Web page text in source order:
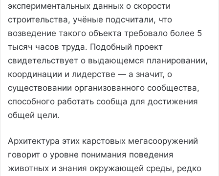
экспериментальных данных о скорости
строительства, учёные подсчитали, что
возведение такого объекта требовало более 5
тысяч часов труда. Подобный проект
свидетельствует о выдающемся планировании,
координации и лидерстве — а значит, о
существовании организованного сообщества,
способного работать сообща для достижения
общей цели.
Архитектура этих карстовых мегасооружений
говорит о уровне понимания поведения
животных и знания окружающей среды, редко